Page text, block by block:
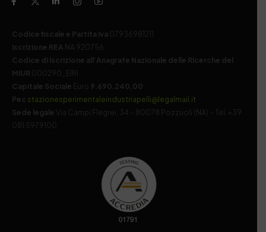
Codice fiscale e Partita Iva 07936981211
Iscrizione REA NA 920756
Codice di iscrizione all’Anagrafe Nazionale delle Ricerche del
MIUR 000290_EIRI
Capitale Sociale Euro 9.690.240,00
Pec stazionesperimentaleindustriapelli@legalmail.it
Sede legale
Via Campi Flegrei, 34 – 80078 Pozzuoli (NA) – Tel. +39
081 5979100